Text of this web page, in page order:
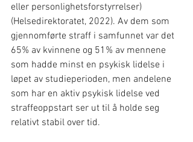
eller personlighetsforstyrrelser)
(Helsedirektoratet, 2022). Av dem som
gjennomførte straff i samfunnet var det
65% av kvinnene og 51% av mennene
som hadde minst en psykisk lidelse i
løpet av studieperioden, men andelene
som har en aktiv psykisk lidelse ved
straffeoppstart ser ut til å holde seg
relativt stabil over tid.